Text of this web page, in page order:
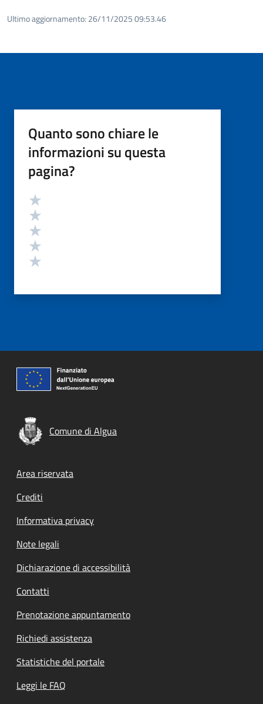
Ultimo aggiornamento: 26/11/2025 09:53.46
Quanto sono chiare le
informazioni su questa
pagina?
Valutazione
Comune di Algua
Footer menu
Area riservata
Crediti
Informativa privacy
Note legali
Dichiarazione di accessibilità
Contatti
Prenotazione appuntamento
Richiedi assistenza
Statistiche del portale
Leggi le FAQ